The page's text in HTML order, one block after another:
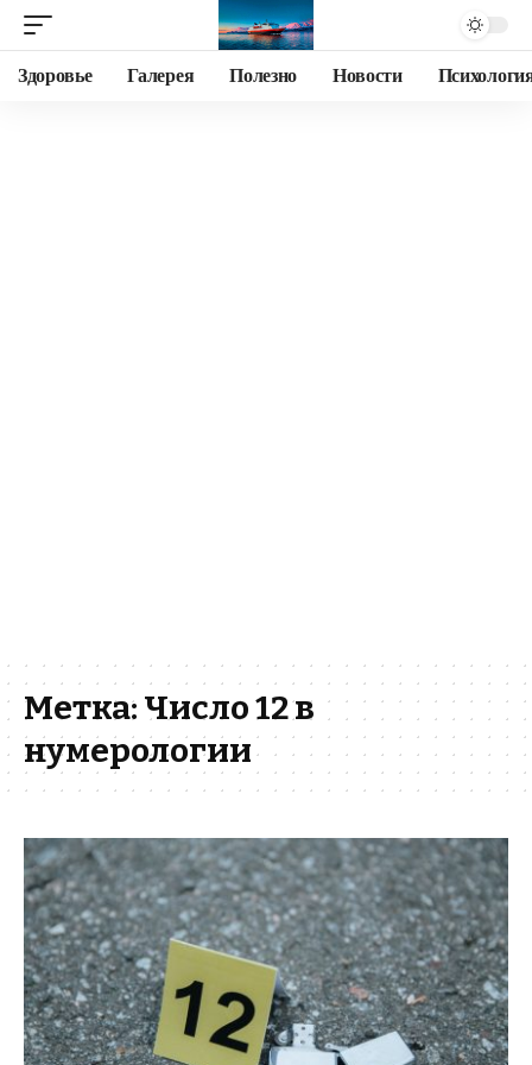
Здоровье Галерея Полезно Новости
Метка: Число 12 в
нумерологии